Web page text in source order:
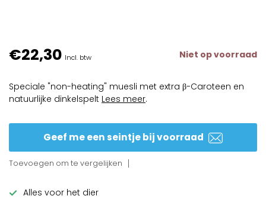
€22,30 Incl. btw Niet op voorraad
Speciale "non-heating" muesli met extra β-Caroteen en
natuurlijke dinkelspelt Lees meer.
Geef me een seintje bij voorraad
Toevoegen om te vergelijken
Alles voor het dier